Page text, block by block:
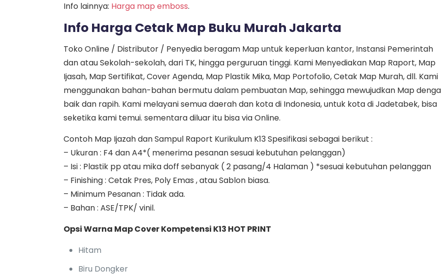
Info lainnya: Harga map emboss.
Info Harga Cetak Map Buku Murah Jakarta
Toko Online / Distributor / Penyedia beragam Map untuk keperluan kantor, Instansi Pemerintah
dan atau Sekolah-sekolah, dari TK, hingga perguruan tinggi. Kami Menyediakan Map Raport, Map
Ijasah, Map Sertifikat, Cover Agenda, Map Plastik Mika, Map Portofolio, Cetak Map Murah, dll. Kami
menggunakan bahan-bahan bermutu dalam pembuatan Map, sehingga mewujudkan Map
baik dan rapih. Kami melayani semua daerah dan kota di Indonesia, untuk kota di Jadetabek, bisa
seketika kami temui. sementara diluar itu bisa via Online.
Contoh Map Ijazah dan Sampul Raport Kurikulum K13 Spesifikasi sebagai berikut :
– Ukuran : F4 dan A4*( menerima pesanan sesuai kebutuhan pelanggan)
– Isi : Plastik pp atau mika doff sebanyak ( 2 pasang/4 Halaman ) *sesuai kebutuhan pelanggan
– Finishing : Cetak Pres, Poly Emas , atau Sablon biasa.
– Minimum Pesanan : Tidak ada.
– Bahan : ASE/TPK/ vinil.
Opsi Warna Map Cover Kompetensi K13 HOT PRINT
Hitam
Biru Dongker